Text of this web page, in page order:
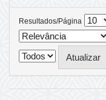
Resultados/Página